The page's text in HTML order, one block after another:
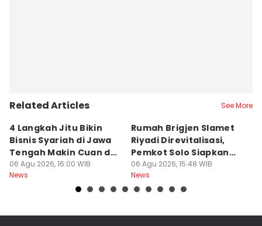
Related Articles See More
4 Langkah Jitu Bikin
Bisnis Syariah di Jawa
Tengah Makin Cuan dan
Berkah
06 Agu 2026, 16:00 WIB
News
Rumah Brigjen Slamet
Riyadi Direvitalisasi,
Pemkot Solo Siapkan
Museum Sejarah
06 Agu 2026, 15:48 WIB
News